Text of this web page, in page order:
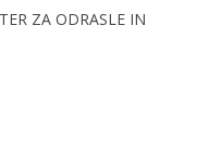
ZA ODRASLE IN